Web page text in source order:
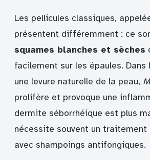
Les pellicules classiques,
présentent différemment : ce
squames blanches et sèches
facilement sur les épaules. Dans
une levure naturelle de la peau,
prolifère et provoque une
dermite séborrhéique est plus
nécessite souvent un traitement
avec shampoings antifongiques.